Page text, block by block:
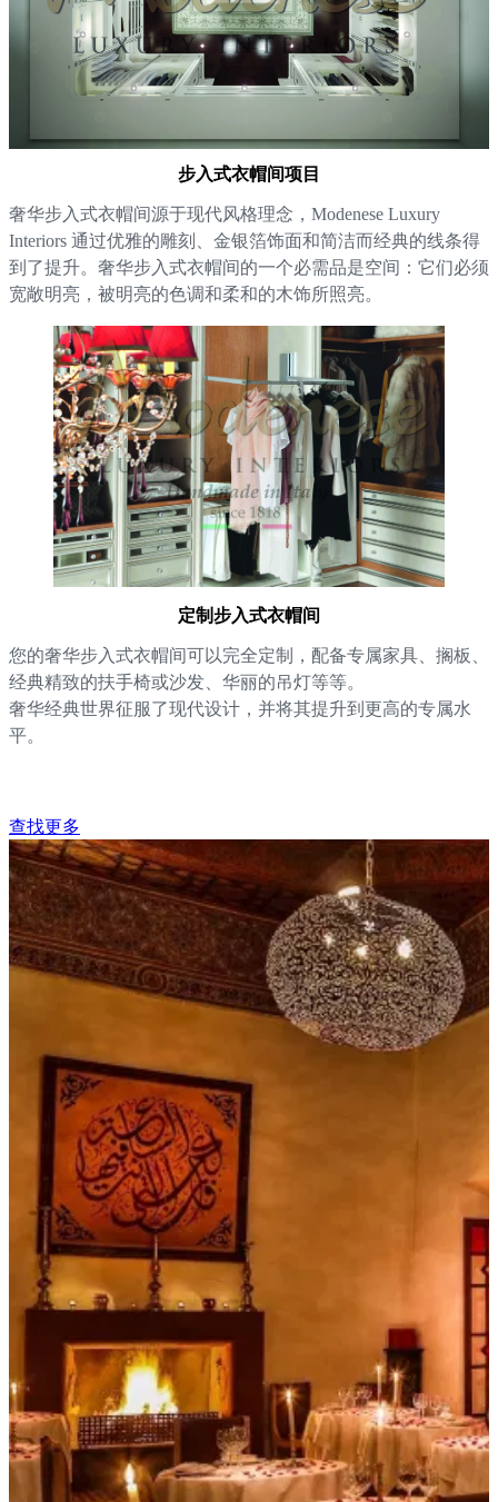
步入式衣帽间项目
奢华步入式衣帽间源于现代风格理念，Modenese Luxury
Interiors 通过优雅的雕刻、金银箔饰面和简洁而经典的线条得
到了提升。奢华步入式衣帽间的一个必需品是空间：它们必须
宽敞明亮，被明亮的色调和柔和的木饰所照亮。
定制步入式衣帽间
您的奢华步入式衣帽间可以完全定制，配备专属家具、搁板、
经典精致的扶手椅或沙发、华丽的吊灯等等。
奢华经典世界征服了现代设计，并将其提升到更高的专属水
平。
查找更多